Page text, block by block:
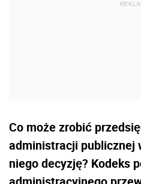
Co może zrobić
administracji publicznej
niego decyzję? Kodeks